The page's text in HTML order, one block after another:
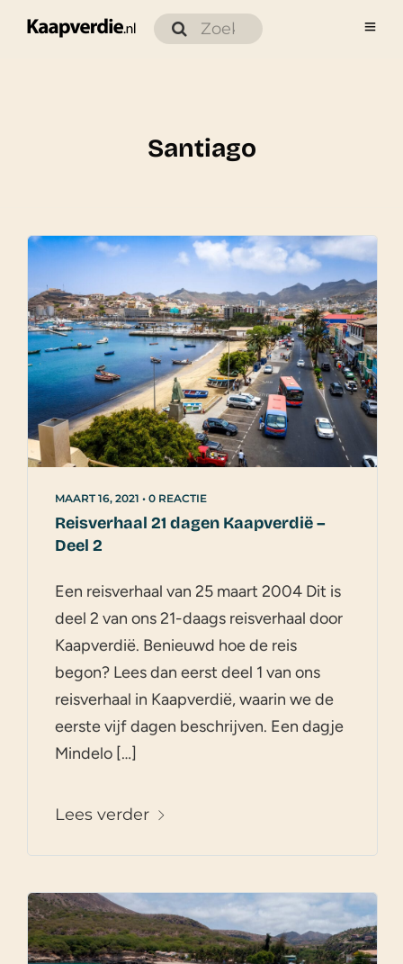
Santiago
MAART 16, 2021 • 0 REACTIE
Reisverhaal 21 dagen Kaapverdië –
Deel 2
Een reisverhaal van 25 maart 2004 Dit is
deel 2 van ons 21-daags reisverhaal door
Kaapverdië. Benieuwd hoe de reis
begon? Lees dan eerst deel 1 van ons
reisverhaal in Kaapverdië, waarin we de
eerste vijf dagen beschrijven. Een dagje
Mindelo […]
Lees verder